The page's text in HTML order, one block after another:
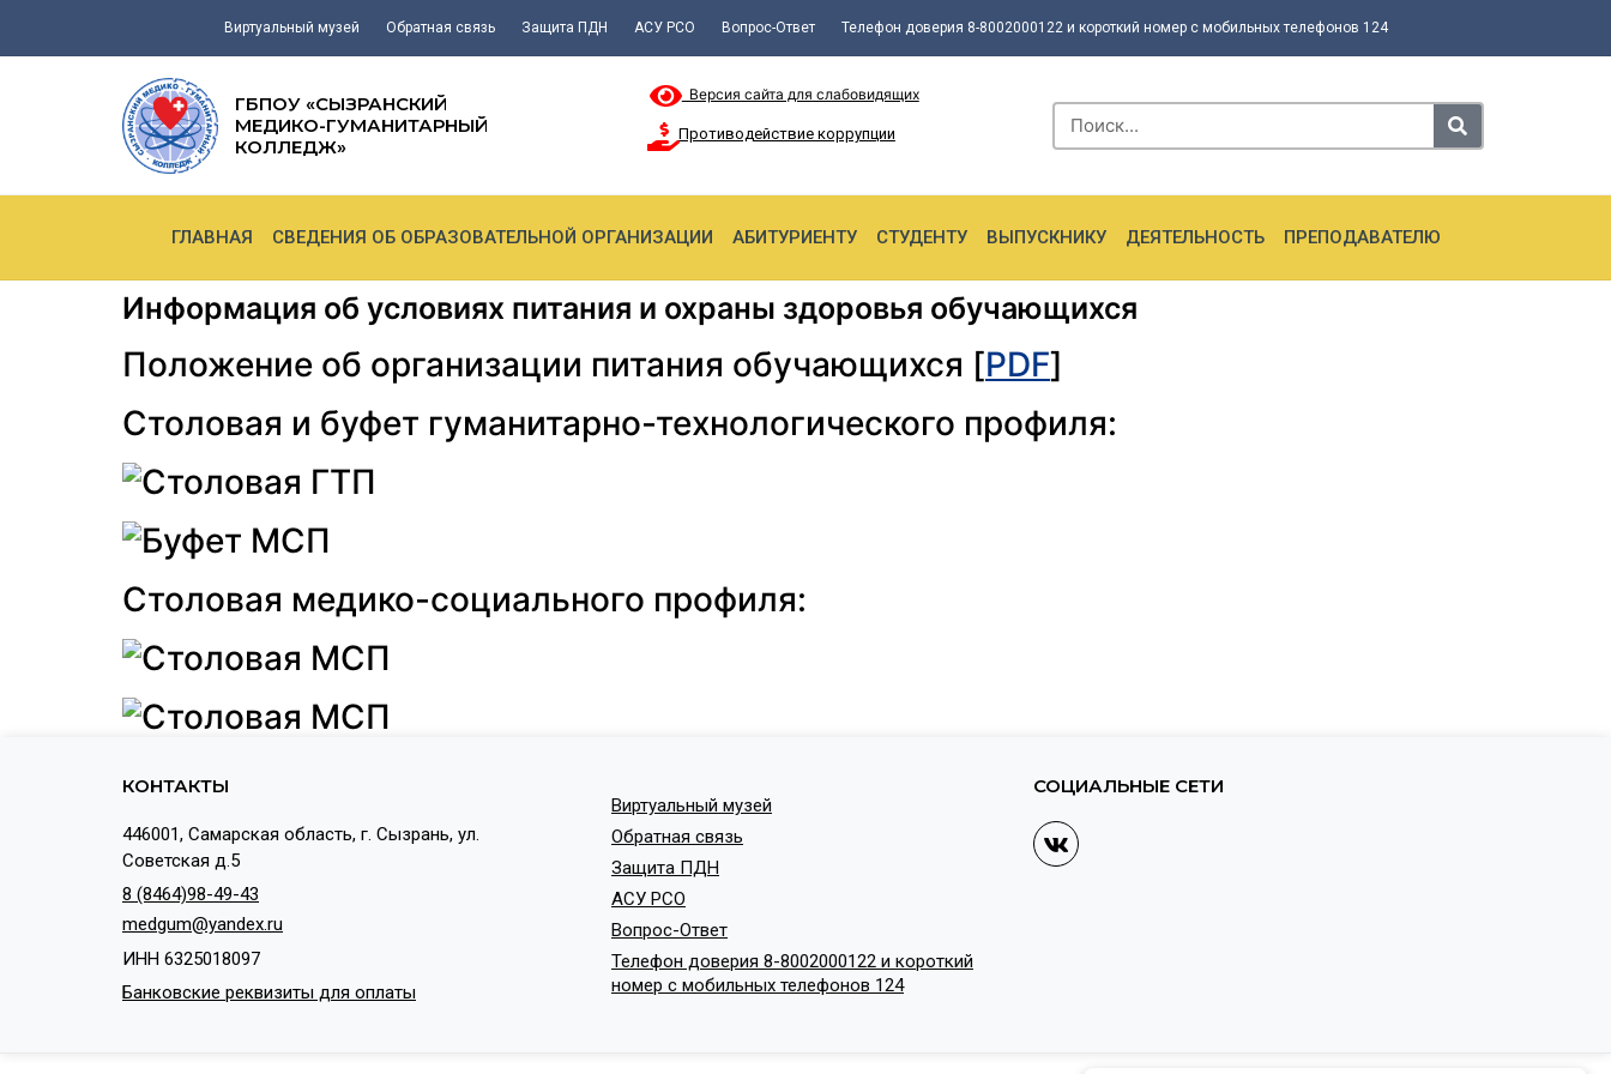
Виртуальный музей Обратная связь Защита ПДН АСУ РСО Вопрос-Ответ Телефон доверия 8-8002000122 и короткий номер с мобильных телефонов 124
ГБПОУ «СЫЗРАНСКИЙ
МЕДИКО-ГУМАНИТАРНЫЙ
КОЛЛЕДЖ»
Версия сайта для слабовидящих
Противодействие коррупции
ГЛАВНАЯ СВЕДЕНИЯ ОБ ОБРАЗОВАТЕЛЬНОЙ ОРГАНИЗАЦИИ АБИТУРИЕНТУ СТУДЕНТУ ВЫПУСКНИКУ ДЕЯТЕЛЬНОСТЬ ПРЕПОДАВАТЕЛЮ
Информация об условиях питания и охраны здоровья обучающихся
Положение об организации питания обучающихся [PDF]
Столовая и буфет гуманитарно-технологического профиля:
Столовая медико-социального профиля:
КОНТАКТЫ
446001, Самарская область, г. Сызрань, ул.
Советская д.5
8 (8464)98-49-43
medgum@yandex.ru
ИНН 6325018097
Банковские реквизиты для оплаты
Виртуальный музей
Обратная связь
Защита ПДН
АСУ РСО
Вопрос-Ответ
Телефон доверия 8-8002000122 и короткий
номер с мобильных телефонов 124
СОЦИАЛЬНЫЕ СЕТИ